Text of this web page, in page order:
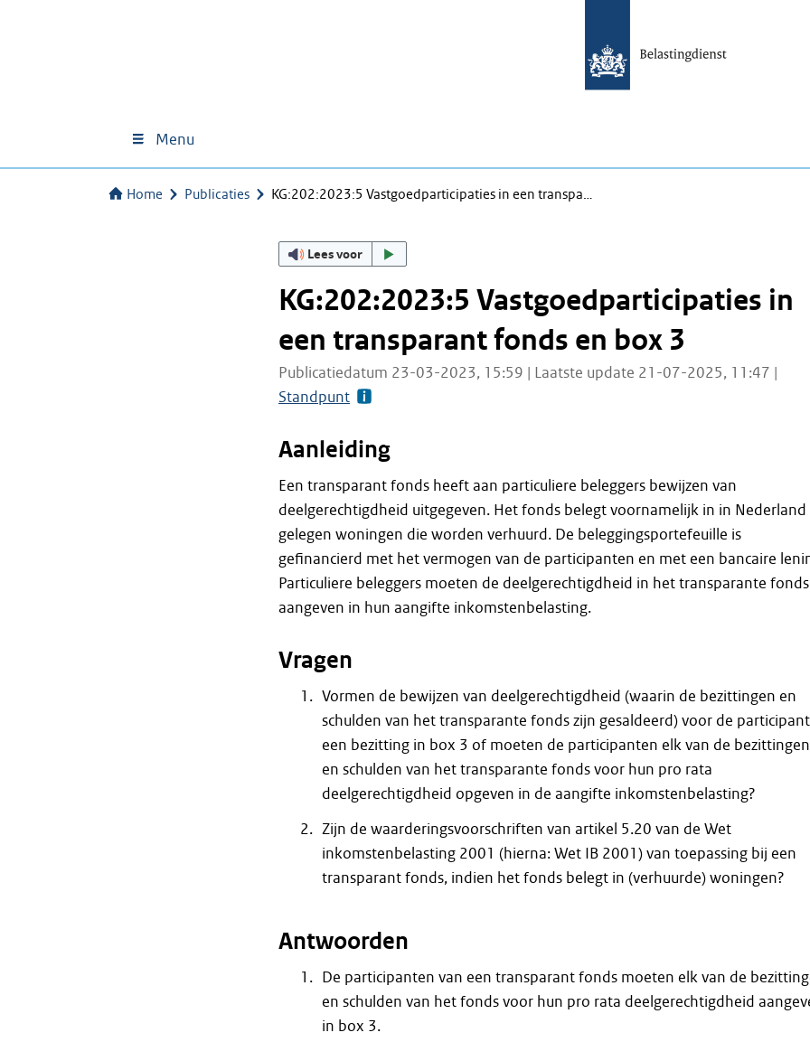
Menu
Home Publicaties KG:202:2023:5 Vastgoedparticipaties in een transpa…
Lees voor
KG:202:2023:5 Vastgoedparticipaties in
een transparant fonds en box 3
Publicatiedatum 23-03-2023, 15:59 | Laatste update 21-07-2025, 11:47 |
Standpunt
Aanleiding
Een transparant fonds heeft aan particuliere beleggers bewijzen van
deelgerechtigdheid uitgegeven. Het fonds belegt voornamelijk in in Nederland
gelegen woningen die worden verhuurd. De beleggingsportefeuille is
gefinancierd met het vermogen van de participanten en met een bancaire
Particuliere beleggers moeten de deelgerechtigdheid in het transparante fonds
aangeven in hun aangifte inkomstenbelasting.
Vragen
Vormen de bewijzen van deelgerechtigdheid (waarin de bezittingen en
schulden van het transparante fonds zijn gesaldeerd) voor de
een bezitting in box 3 of moeten de participanten elk van de bezittingen
en schulden van het transparante fonds voor hun pro rata
deelgerechtigdheid opgeven in de aangifte inkomstenbelasting?
Zijn de waarderingsvoorschriften van artikel 5.20 van de Wet
inkomstenbelasting 2001 (hierna: Wet IB 2001) van toepassing bij een
transparant fonds, indien het fonds belegt in (verhuurde) woningen?
Antwoorden
De participanten van een transparant fonds moeten elk van de
en schulden van het fonds voor hun pro rata deelgerechtigdheid
in box 3.